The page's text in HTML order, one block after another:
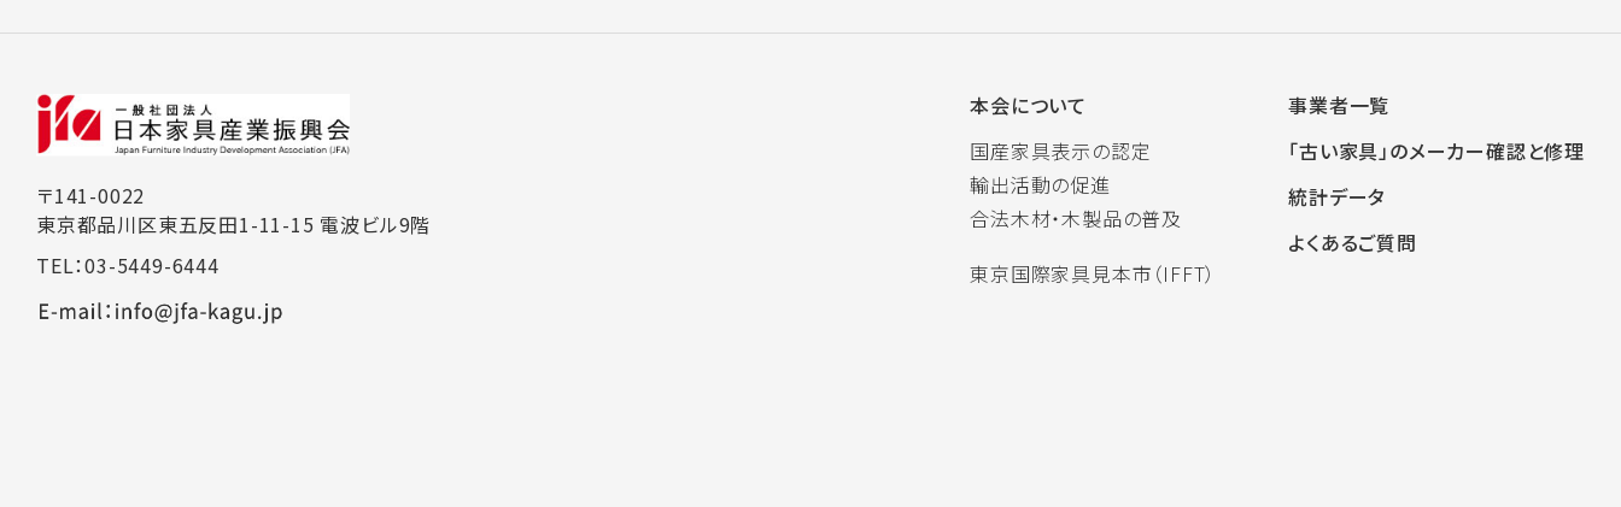
〒141-0022
東京都品川区東五反田1-11-15 電波ビル9階
TEL：03-5449-6444
本会について
国産家具表示の認定
輸出活動の促進
合法木材・木製品の普及
東京国際家具見本市（IFFT）
事業者一覧
「古い家具」のメーカー確認と修理
統計データ
よくあるご質問